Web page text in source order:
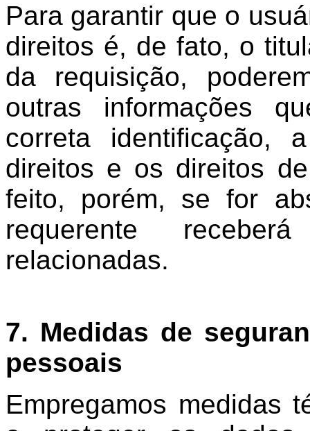
Para garantir que o
direitos é, de fato, o
da requisição,
outras informações
correta identificação,
direitos e os direitos
feito, porém, se for
requerente
relacionadas.
7. Medidas de
pessoais
Empregamos medidas